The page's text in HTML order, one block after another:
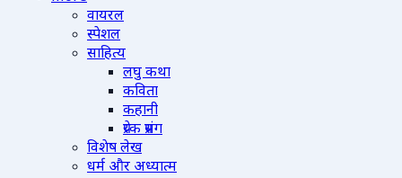
वायरल
स्पेशल
साहित्य
लघु कथा
कविता
कहानी
प्रेरक प्रसंग
विशेष लेख
धर्म और अध्यात्म